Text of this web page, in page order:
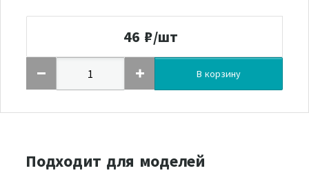
46 ₽/шт
В корзину
Подходит для моделей